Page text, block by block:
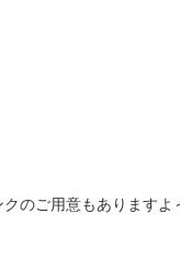
のご用意もありますよ